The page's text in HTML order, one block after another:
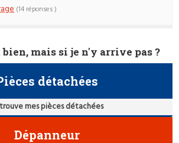
(14 réponses )
bien, mais si je n'y arrive pas ?
détachées
mes pièces détachées
Dépanneur